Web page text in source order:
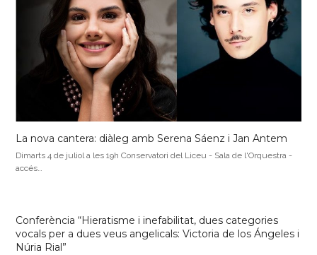
La nova cantera: diàleg amb Serena Sáenz i Jan Antem
Dimarts 4 de juliol a les 19h Conservatori del Liceu - Sala de l'Orquestra -
accés…
Conferència “Hieratisme i inefabilitat, dues categories
vocals per a dues veus angelicals: Victoria de los Ángeles i
Núria Rial”